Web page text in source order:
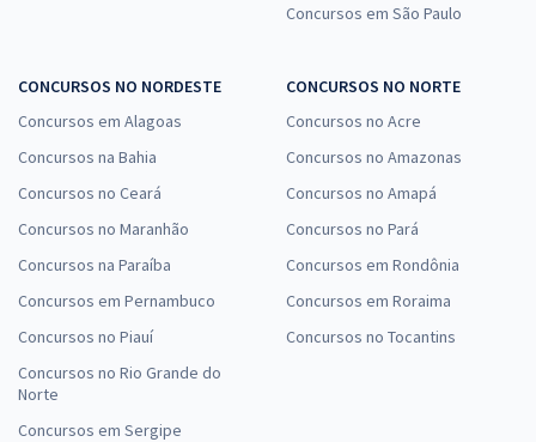
Concursos em São Paulo
CONCURSOS NO NORDESTE
Concursos em Alagoas
Concursos na Bahia
Concursos no Ceará
Concursos no Maranhão
Concursos na Paraíba
Concursos em Pernambuco
Concursos no Piauí
Concursos no Rio Grande do
Norte
Concursos em Sergipe
CONCURSOS NO NORTE
Concursos no Acre
Concursos no Amazonas
Concursos no Amapá
Concursos no Pará
Concursos em Rondônia
Concursos em Roraima
Concursos no Tocantins